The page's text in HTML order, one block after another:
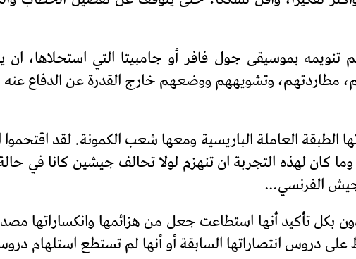
بموسيقى جول فافر أو جامبيتا التي استحلاها،
مطاردتهم، وتشويههم ووضعهم خارج القدرة عن الدفاع عنه
1871 أول ثورة فجرتها الطبقة العاملة الباريسية ومعها شعب الكمونة.
وما كان لهذه التجربة ان تنهزم لولا تحالف جيشين كانا في
الفرنسي…
بكل تأكيد أنها استطاعت جعل من هزائمها وانكساراتها
دروس انتصاراتها السابقة أو أنها لم تستطع استلهام